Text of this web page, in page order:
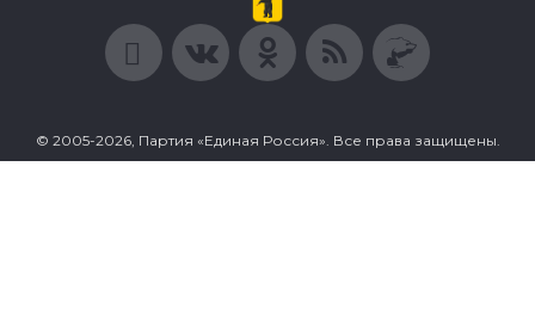
© 2005-2026, Партия «Единая Россия». Все права защищены.